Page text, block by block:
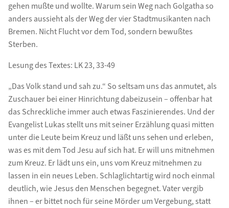
gehen mußte und wollte. Warum sein Weg nach Golgatha so
anders aussieht als der Weg der vier Stadtmusikanten nach
Bremen. Nicht Flucht vor dem Tod, sondern bewußtes
Sterben.
Lesung des Textes: LK 23, 33-49
„Das Volk stand und sah zu.“ So seltsam uns das anmutet, als
Zuschauer bei einer Hinrichtung dabeizusein – offenbar hat
das Schreckliche immer auch etwas Faszinierendes. Und der
Evangelist Lukas stellt uns mit seiner Erzählung quasi mitten
unter die Leute beim Kreuz und läßt uns sehen und erleben,
was es mit dem Tod Jesu auf sich hat. Er will uns mitnehmen
zum Kreuz. Er lädt uns ein, uns vom Kreuz mitnehmen zu
lassen in ein neues Leben. Schlaglichtartig wird noch einmal
deutlich, wie Jesus den Menschen begegnet. Vater vergib
ihnen – er bittet noch für seine Mörder um Vergebung, statt